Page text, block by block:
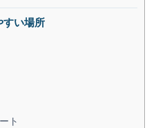
すい場所
ト